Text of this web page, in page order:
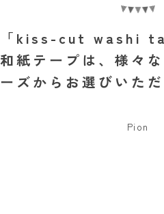
「kiss-cut washi
和紙テープは、様々
ーズからお選びいただ
Pion